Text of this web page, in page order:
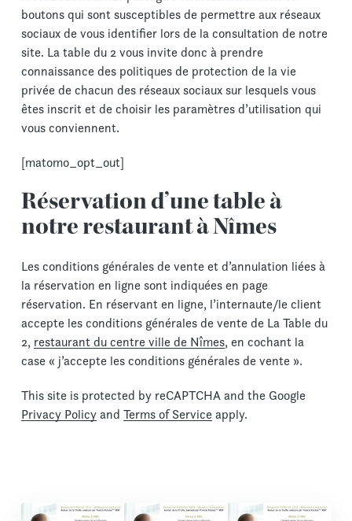
boutons qui sont susceptibles de permettre aux réseaux
sociaux de vous identifier lors de la consultation de notre
site. La table du 2 vous invite donc à prendre
connaissance des politiques de protection de la vie
privée de chacun des réseaux sociaux sur lesquels vous
êtes inscrit et de choisir les paramètres d’utilisation qui
vous conviennent.
[matomo_opt_out]
Réservation d’une table à
notre restaurant à Nîmes
Les conditions générales de vente et d’annulation liées à
la réservation en ligne sont indiquées en page
réservation. En réservant en ligne, l’internaute/le client
accepte les conditions générales de vente de La Table du
2, restaurant du centre ville de Nîmes, en cochant la
case « j’accepte les conditions générales de vente ».
This site is protected by reCAPTCHA and the Google
Privacy Policyand Terms of Serviceapply.